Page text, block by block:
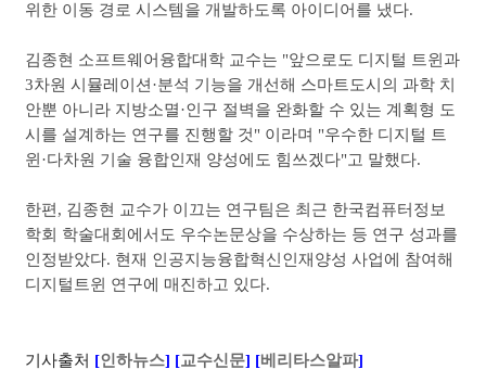
위한 이동 경로 시스템을 개발하도록 아이디어를 냈다.
김종현 소프트웨어융합대학 교수는 "앞으로도 디지털 트윈과
3차원 시뮬레이션 ·분석 기능을 개선해 스마트도시의 과학 치
안뿐 아니라 지방소멸·인구 절벽을 완화할 수 있는 계획형 도
시를 설계하는 연구를 진행할 것" 이라며 "우수한 디지털 트
윈 ·다차원 기술 융합인재 양성에도 힘쓰겠다"고 말했다.
한편, 김종현 교수가 이끄는 연구팀은 최근 한국컴퓨터정보
학회 학술대회에서도 우수논문상을 수상하는 등 연구 성과를
인정받았다. 현재 인공지능융합혁신인재양성 사업에 참여해
디지털트윈 연구에 매진하고 있다.
기사출처 [인하뉴스] [교수신문] [베리타스알파]